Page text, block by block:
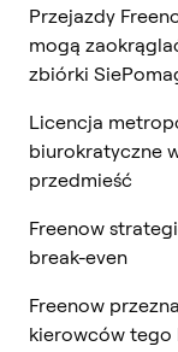
Przejazdy
mogą
zbiórki
Licencja
biurokratyczne
przedmieść
Freenow
break-even
Freenow
kierowców tego